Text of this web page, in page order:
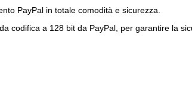
PayPal in totale comodità e sicurezza.
codifica a 128 bit da PayPal, per garantire la